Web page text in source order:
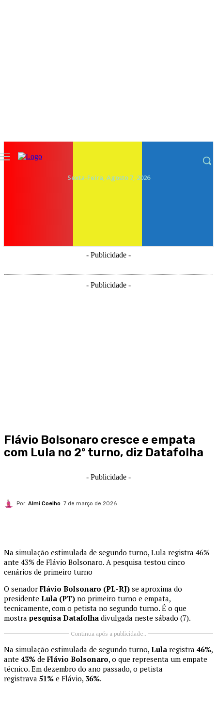
Sexta-Feira, Agosto 7, 2026
- Publicidade -
- Publicidade -
Flávio Bolsonaro cresce e empata
com Lula no 2º turno, diz Datafolha
- Publicidade -
Por Almi Coelho 7 de março de 2026
Na simulação estimulada de segundo turno, Lula registra 46%
ante 43% de Flávio Bolsonaro. A pesquisa testou cinco
cenários de primeiro turno
O senador Flávio Bolsonaro (PL-RJ) se aproxima do
presidente Lula (PT) no primeiro turno e empata,
tecnicamente, com o petista no segundo turno. É o que
mostra pesquisa Datafolha divulgada neste sábado (7).
Continua após a publicidade..
Na simulação estimulada de segundo turno, Lula registra 46%,
ante 43% de Flávio Bolsonaro, o que representa um empate
técnico. Em dezembro do ano passado, o petista
registrava 51% e Flávio, 36%.